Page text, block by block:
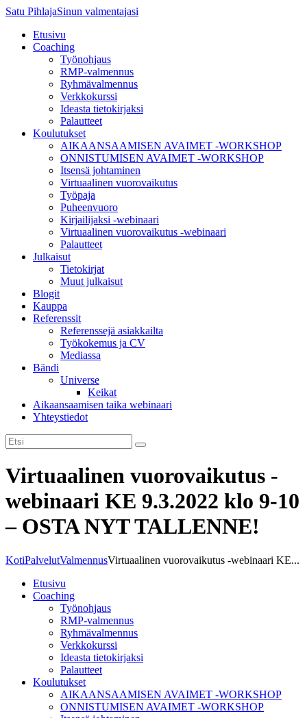
Satu PihlajaSinun valmentajasi
Etusivu
Coaching
Työnohjaus
RMP-valmennus
Ryhmävalmennus
Verkkokurssi
Ideasta tietokirjaksi
Palautteet
Koulutukset
AIKAANSAAMISEN AVAIMET -WORKSHOP
ONNISTUMISEN AVAIMET -WORKSHOP
Itsensä johtaminen
Virtuaalinen vuorovaikutus
Työpaja
Puheenvuoro
Kirjailijaksi -webinaari
Virtuaalinen vuorovaikutus -webinaari
Palautteet
Julkaisut
Tietokirjat
Muut julkaisut
Blogit
Kauppa
Referenssit
Referenssejä asiakkailta
Työkokemus ja CV
Mediassa
Bändi
Universe
Keikat
Aikaansaamisen taika webinaari
Yhteystiedot
Virtuaalinen vuorovaikutus -
webinaari KE 9.3.2022 klo 9-10
– OSTA NYT TALLENNE!
KotiPalvelutValmennusVirtuaalinen vuorovaikutus -webinaari KE...
Etusivu
Coaching
Työnohjaus
RMP-valmennus
Ryhmävalmennus
Verkkokurssi
Ideasta tietokirjaksi
Palautteet
Koulutukset
AIKAANSAAMISEN AVAIMET -WORKSHOP
ONNISTUMISEN AVAIMET -WORKSHOP
Välttämättömät
Nämä evästeet
eivät ole
valinnaisia. Niitä
tarvitaan, jotta
sivusto voi
toimia.
Voidaksemme
parantaa
sivuston
toiminnallisuutta
ja rakennetta sen
kuinka sitä
Kokemus
toimisi
hyvin vierailusi
aikana. Jos et salli
näitä evästeitä, osa
toiminnallisuudesta
ei tule olemaan
käytettävissäsi
sivustolla.
Markkinointi
Jos jaat huomiosi